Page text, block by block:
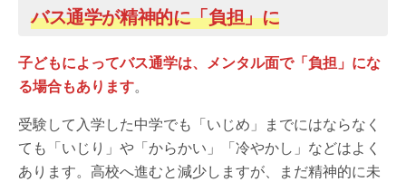
バス通学が精神的に「負担」に
子どもによってバス通学は、メンタル面で「負担」にな
る場合もあります。
受験して入学した中学でも「いじめ」までにはならなく
ても「いじり」や「からかい」「冷やかし」などはよく
あります。高校へ進むと減少しますが、まだ精神的に未